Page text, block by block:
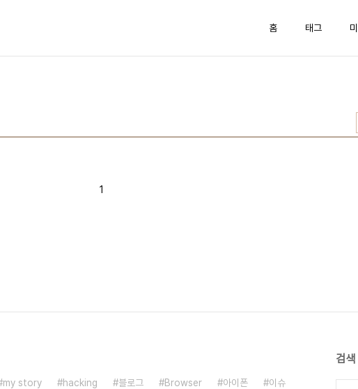
홈 태그
1
my story hacking 블로그 Browser 아이폰
이슈
검색